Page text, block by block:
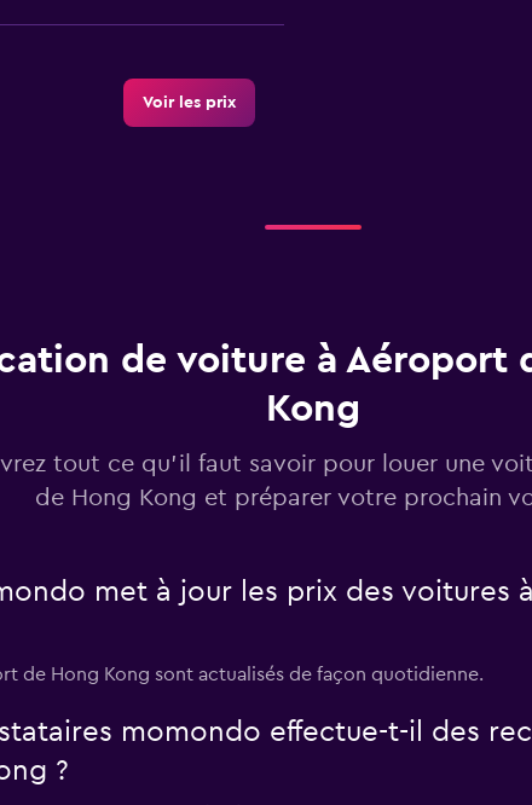
Voir les prix
de voiture à Aéroport
Kong
tout ce qu’il faut savoir pour louer une
de Hong Kong et préparer votre prochain
met à jour les prix des voitures
de Hong Kong sont actualisés de façon quotidienne.
momondo effectue-t-il des
?